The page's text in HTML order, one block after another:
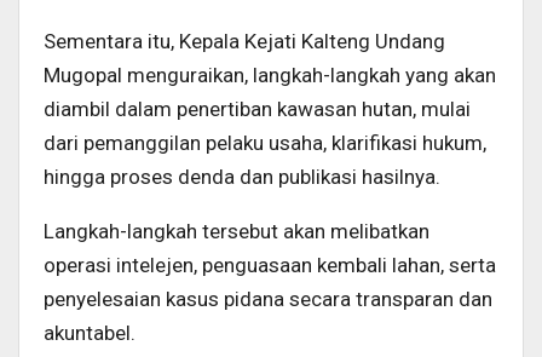
Sementara itu, Kepala Kejati Kalteng Undang
Mugopal menguraikan, langkah-langkah yang akan
diambil dalam penertiban kawasan hutan, mulai
dari pemanggilan pelaku usaha, klarifikasi hukum,
hingga proses denda dan publikasi hasilnya.
Langkah-langkah tersebut akan melibatkan
operasi intelejen, penguasaan kembali lahan, serta
penyelesaian kasus pidana secara transparan dan
akuntabel.